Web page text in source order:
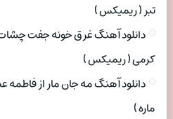
تبر ( ریمیکس )
دانلود آهنگ غرق خونه جفت
کرمی ( ریمیکس )
دانلود آهنگ مه جان مار از
ماره )